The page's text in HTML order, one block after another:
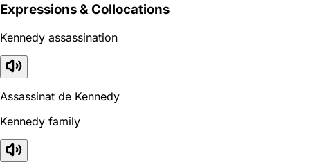
Expressions & Collocations
Kennedy assassination
Assassinat de Kennedy
Kennedy family